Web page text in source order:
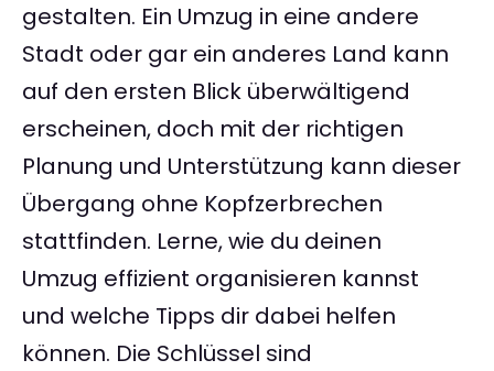
gestalten. Ein Umzug in eine andere
Stadt oder gar ein anderes Land kann
auf den ersten Blick überwältigend
erscheinen, doch mit der richtigen
Planung und Unterstützung kann dieser
Übergang ohne Kopfzerbrechen
stattfinden. Lerne, wie du deinen
Umzug effizient organisieren kannst
und welche Tipps dir dabei helfen
können. Die Schlüssel sind